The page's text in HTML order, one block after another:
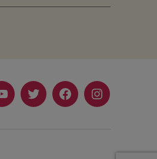
YoutubeTwitterFacebookInstagram